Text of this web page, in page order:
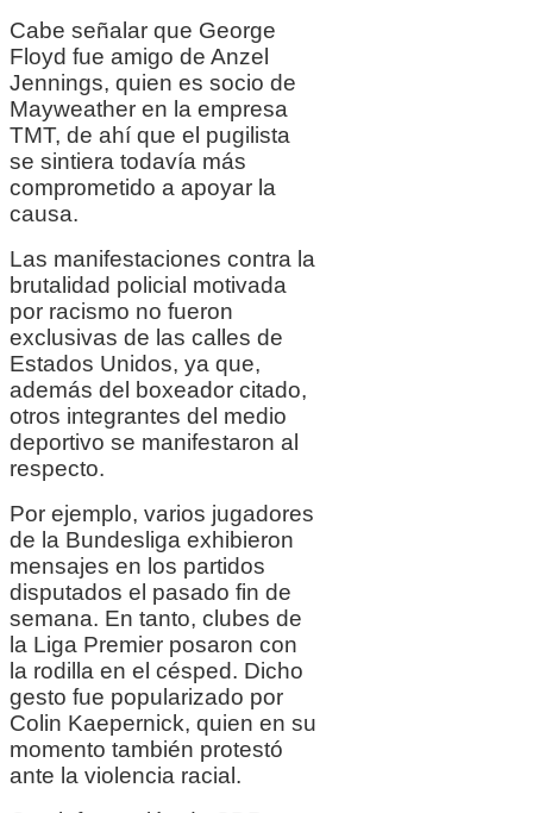
Cabe señalar que George
Floyd fue amigo de Anzel
Jennings, quien es socio de
Mayweather en la empresa
TMT, de ahí que el pugilista
se sintiera todavía más
comprometido a apoyar la
causa.
Las manifestaciones contra la
brutalidad policial motivada
por racismo no fueron
exclusivas de las calles de
Estados Unidos, ya que,
además del boxeador citado,
otros integrantes del medio
deportivo se manifestaron al
respecto.
Por ejemplo, varios jugadores
de la Bundesliga exhibieron
mensajes en los partidos
disputados el pasado fin de
semana. En tanto, clubes de
la Liga Premier posaron con
la rodilla en el césped. Dicho
gesto fue popularizado por
Colin Kaepernick, quien en su
momento también protestó
ante la violencia racial.